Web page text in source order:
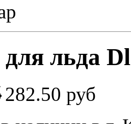
льда
282.50 руб